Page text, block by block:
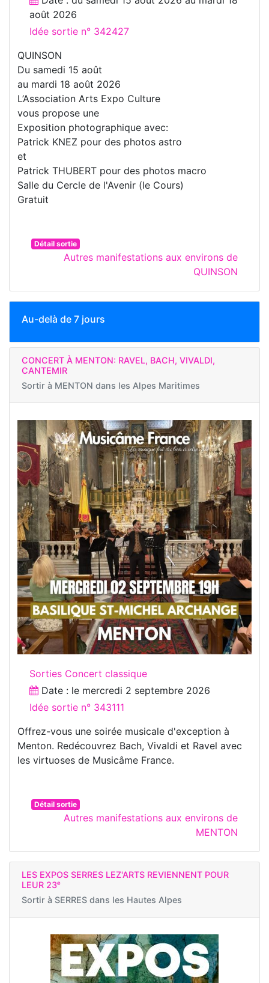
août 2026
Idée sortie n° 342427
QUINSON
Du samedi 15 août
au mardi 18 août 2026
L’Association Arts Expo Culture
vous propose une
Exposition photographique avec:
Patrick KNEZ pour des photos astro
et
Patrick THUBERT pour des photos macro
Salle du Cercle de l'Avenir (le Cours)
Gratuit
Détail sortie
Autres manifestations aux environs de
QUINSON
Au-delà de 7 jours
CONCERT À MENTON: RAVEL, BACH, VIVALDI,
CANTEMIR
Sortir à MENTON dans les Alpes Maritimes
Sorties Concert classique
Date : le mercredi 2 septembre 2026
Idée sortie n° 343111
Offrez-vous une soirée musicale d'exception à
Menton. Redécouvrez Bach, Vivaldi et Ravel avec
les virtuoses de Musicâme France.
Détail sortie
Autres manifestations aux environs de
MENTON
LES EXPOS SERRES LEZ'ARTS REVIENNENT POUR
LEUR 23ᵉ
Sortir à SERRES dans les Hautes Alpes